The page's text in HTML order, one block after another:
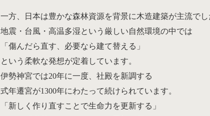
一方、日本は豊かな森林資源を背景に木造建築が主流でし
地震・台風・高温多湿という厳しい自然環境の中では
「傷んだら直す、必要なら建て替える」
という柔軟な発想が定着しています。
伊勢神宮では20年に一度、社殿を新調する
式年遷宮が1300年にわたって続けられています。
「新しく作り直すことで生命力を更新する」